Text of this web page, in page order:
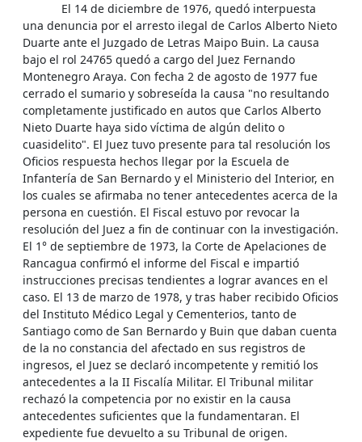
El 14 de diciembre de 1976, quedó interpuesta
una denuncia por el arresto ilegal de Carlos Alberto Nieto
Duarte ante el Juzgado de Letras Maipo Buin. La causa
bajo el rol 24765 quedó a cargo del Juez Fernando
Montenegro Araya. Con fecha 2 de agosto de 1977 fue
cerrado el sumario y sobreseída la causa "no resultando
completamente justificado en autos que Carlos Alberto
Nieto Duarte haya sido víctima de algún delito o
cuasidelito". El Juez tuvo presente para tal resolución los
Oficios respuesta hechos llegar por la Escuela de
Infantería de San Bernardo y el Ministerio del Interior, en
los cuales se afirmaba no tener antecedentes acerca de la
persona en cuestión. El Fiscal estuvo por revocar la
resolución del Juez a fin de continuar con la investigación.
El 1° de septiembre de 1973, la Corte de Apelaciones de
Rancagua confirmó el informe del Fiscal e impartió
instrucciones precisas tendientes a lograr avances en el
caso. El 13 de marzo de 1978, y tras haber recibido Oficios
del Instituto Médico Legal y Cementerios, tanto de
Santiago como de San Bernardo y Buin que daban cuenta
de la no constancia del afectado en sus registros de
ingresos, el Juez se declaró incompetente y remitió los
antecedentes a la II Fiscalía Militar. El Tribunal militar
rechazó la competencia por no existir en la causa
antecedentes suficientes que la fundamentaran. El
expediente fue devuelto a su Tribunal de origen.